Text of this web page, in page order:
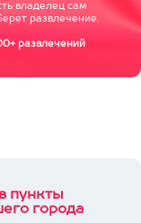
владелец сам
развлечение.
развлечений
пункты
города